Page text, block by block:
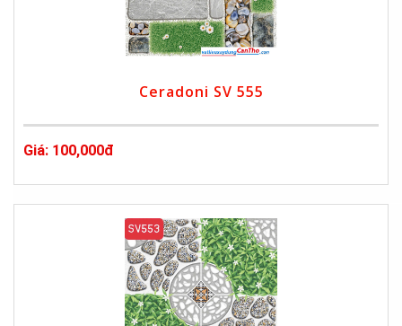
Ceradoni SV 555
Giá: 100,000đ